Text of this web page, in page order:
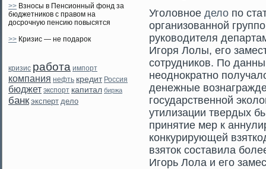
>> Взносы в Пенсионный фонд за
бюджетников с правом на
досрочную пенсию повысятся
>> Кризис — не подарок
кризис работа импорт
компания нефть кредит Россия
бюджет экспорт капитал биржа
банк эксперт дело
Уголовное дело по
организованной
руководителя
Игоря Лолы, его
сотрудников. По
неоднократно
денежные
государственной
утилизации твердых
принятие мер к
конкурирующей
взяток составила
Игорь Лола и его